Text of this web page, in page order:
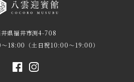
県福井市渕4-708
18:00（土日祝10:00～19:00）